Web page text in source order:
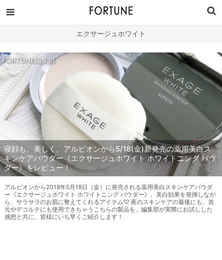
エクサージュホワイト
FORTUNE編集部
寝顔も、美しく。アルビオンから5/18(金)新発売の薬用美白ス
キンケアパウダー《エクサージュホワイト ホワイトニング パウ
ダー》をレビュー！
アルビオンから2018年5月18日（金）に発売される薬用美白スキンケアパウダ
ー《エクサージュホワイト ホワイトニング パウダー》。美白効果を発揮しなが
ら、サラサラのお肌に整えてくれるアイテム♡ 夜のスキンケアの最後にも、首
元やデコルテにも使用できちゃうこちらの製品を、編集部が実際にお試しした
感想と共に、皆様にいち早くご紹介します！